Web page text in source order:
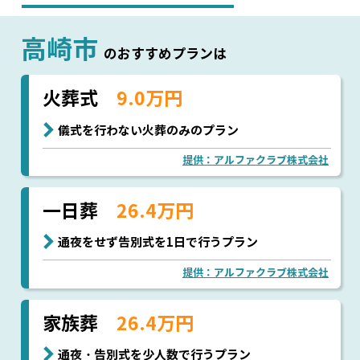
高崎市 のおすすめプランは
火葬式 9.0万円
儀式を行わない火葬のみのプラン
提供：アルファクラブ株式会社
一日葬 26.4万円
通夜をせず告別式を1日で行うプラン
提供：アルファクラブ株式会社
家族葬 26.4万円
通夜・告別式を少人数で行うプラン